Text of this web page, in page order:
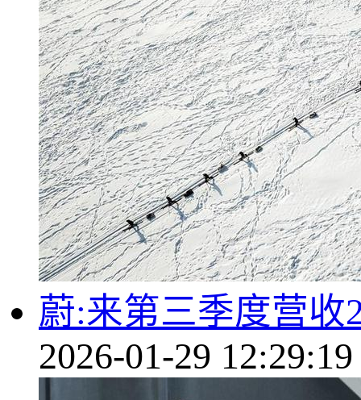
蔚:来第三季度营收
2026-01-29 12:29:19